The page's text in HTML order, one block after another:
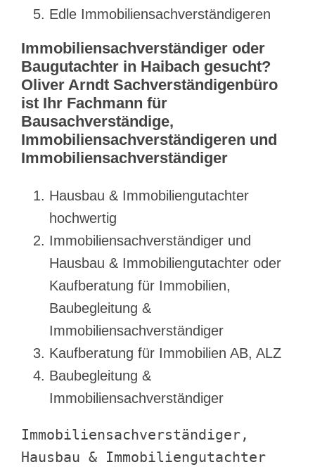
Edle Immobiliensachverständigeren
Immobiliensachverständiger oder
Baugutachter in Haibach gesucht?
Oliver Arndt Sachverständigenbüro
ist Ihr Fachmann für
Bausachverständige,
Immobiliensachverständigeren und
Immobiliensachverständiger
Hausbau & Immobiliengutachter
hochwertig
Immobiliensachverständiger und
Hausbau & Immobiliengutachter oder
Kaufberatung für Immobilien,
Baubegleitung &
Immobiliensachverständiger
Kaufberatung für Immobilien AB, ALZ
Baubegleitung &
Immobiliensachverständiger
Immobiliensachverständiger,
Hausbau & Immobiliengutachter